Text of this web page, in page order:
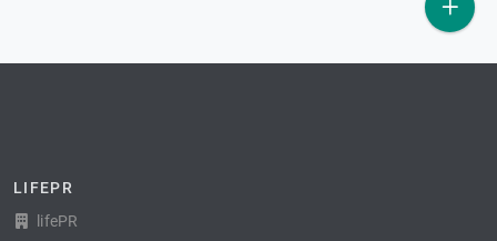
LIFEPR
lifePR